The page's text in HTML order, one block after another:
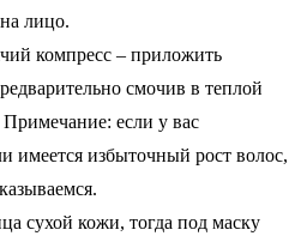
лицо.
компресс – приложить
смочив в теплой
Примечание: если у вас
имеется избыточный рост волос,
сухой кожи, тогда под маску